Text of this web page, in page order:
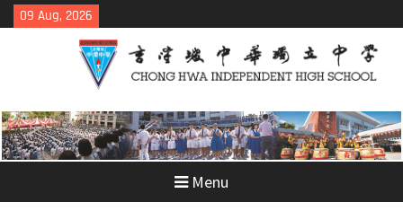
Skip
to
09 Aug, 2026
Menu